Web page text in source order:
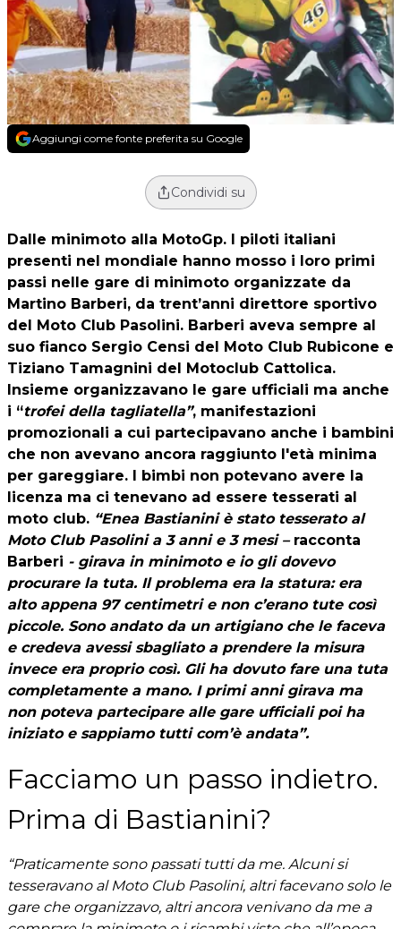
Aggiungi come fonte preferita su Google
Condividi su
Dalle minimoto alla MotoGp. I piloti italiani
presenti nel mondiale hanno mosso i loro primi
passi nelle gare di minimoto organizzate da
Martino Barberi, da trent’anni direttore sportivo
del Moto Club Pasolini. Barberi aveva sempre al
suo fianco Sergio Censi del Moto Club Rubicone e
Tiziano Tamagnini del Motoclub Cattolica.
Insieme organizzavano le gare ufficiali ma anche
i “trofei della tagliatella”, manifestazioni
promozionali a cui partecipavano anche i bambini
che non avevano ancora raggiunto l'età minima
per gareggiare. I bimbi non potevano avere la
licenza ma ci tenevano ad essere tesserati al
moto club. “Enea Bastianini è stato tesserato al
Moto Club Pasolini a 3 anni e 3 mesi –racconta
Barberi - girava in minimoto e io gli dovevo
procurare la tuta. Il problema era la statura: era
alto appena 97 centimetri e non c’erano tute così
piccole. Sono andato da un artigiano che le faceva
e credeva avessi sbagliato a prendere la misura
invece era proprio così. Gli ha dovuto fare una tuta
completamente a mano. I primi anni girava ma
non poteva partecipare alle gare ufficiali poi ha
iniziato e sappiamo tutti com’è andata”.
Facciamo un passo indietro.
Prima di Bastianini?
“Praticamente sono passati tutti da me. Alcuni si
tesseravano al Moto Club Pasolini, altri facevano solo le
gare che organizzavo, altri ancora venivano da me a